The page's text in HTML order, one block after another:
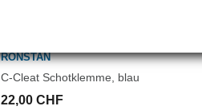
RONSTAN
C-Cleat Schotklemme, blau
22,00 CHF